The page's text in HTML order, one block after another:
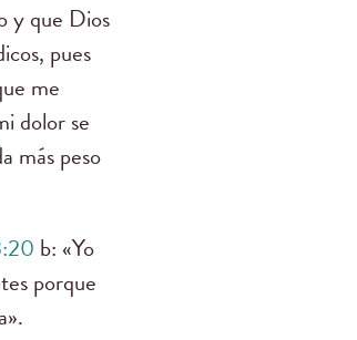
y que Dios
pues
me
dolor se
más peso
b: «Yo
porque